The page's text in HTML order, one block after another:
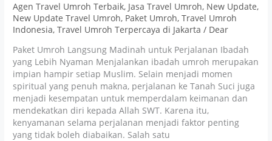
Agen Travel Umroh Terbaik, Jasa Travel Umroh, New Update,
New Update Travel Umroh, Paket Umroh,Travel Umroh
Indonesia,Travel Umroh Terpercaya di Jakarta / Dear
Paket Umroh Langsung Madinah untuk Perjalanan Ibadah
yang Lebih Nyaman Menjalankan ibadah umroh merupakan
impian hampir setiap Muslim. Selain menjadi momen
spiritual yang penuh makna, perjalanan ke Tanah Suci juga
menjadi kesempatan untuk memperdalam keimanan dan
mendekatkan diri kepada Allah SWT. Karena itu,
kenyamanan selama perjalanan menjadi faktor penting
yang tidak boleh diabaikan. Salah satu